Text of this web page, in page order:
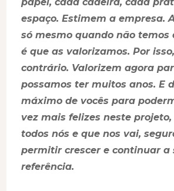
espaço. Estimem a empresa.
só mesmo quando não temos
é que as valorizamos. Por
contrário. Valorizem agora
possamos ter muitos anos. E
máximo de vocês para
vez mais felizes neste projeto,
todos nós e que nos vai,
permitir crescer e continuar a
referência.